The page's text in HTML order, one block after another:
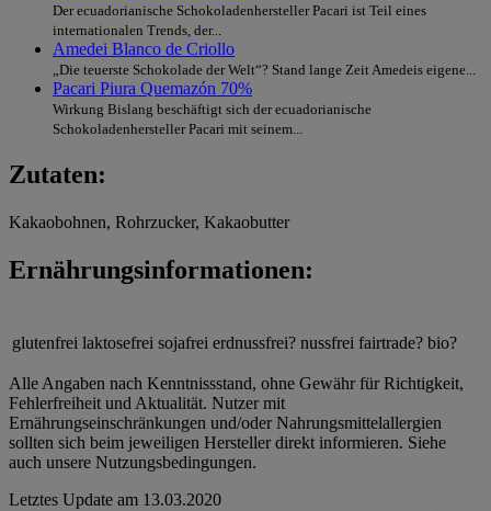
Der ecuadorianische Schokoladenhersteller Pacari ist Teil eines
internationalen Trends, der...
Amedei Blanco de Criollo
„Die teuerste Schokolade der Welt“? Stand lange Zeit Amedeis eigene...
Pacari Piura Quemazón 70%
Wirkung Bislang beschäftigt sich der ecuadorianische
Schokoladenhersteller Pacari mit seinem...
Zutaten:
Kakaobohnen, Rohrzucker, Kakaobutter
Ernährungsinformationen:
glutenfrei laktosefrei sojafrei erdnussfrei? nussfrei fairtrade? bio?
Alle Angaben nach Kenntnissstand, ohne Gewähr für Richtigkeit,
Fehlerfreiheit und Aktualität. Nutzer mit
Ernährungseinschränkungen und/oder Nahrungsmittelallergien
sollten sich beim jeweiligen Hersteller direkt informieren. Siehe
auch unsere Nutzungsbedingungen.
Letztes Update am 13.03.2020